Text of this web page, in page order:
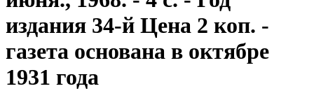
издания 34-й Цена 2 коп. -
газета основана в октябре
1931 года